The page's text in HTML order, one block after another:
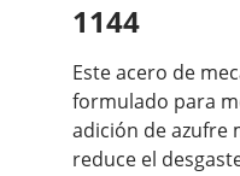
1144
Este acero de
formulado para
adición de azufre
reduce el